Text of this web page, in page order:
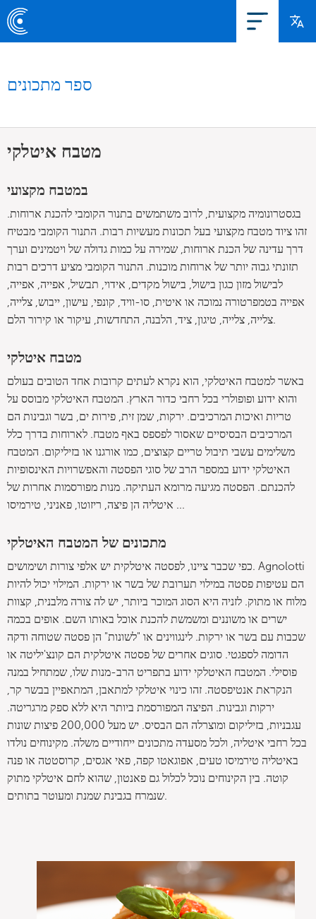
ספר מתכונים
מטבח איטלקי
במטבח מקצועי
בגסטרונומיה מקצועית, לרוב משתמשים בתנור הקומבי להכנת ארוחות.
זהו ציוד מטבח מקצועי בעל תכונות מעשיות רבות. התנור הקומבי מבטיח
דרך עדינה של הכנת ארוחות, שמירה על כמות גדולה של ויטמינים וערך
תזונתי גבוה יותר של ארוחות מוכנות. התנור הקומבי מציע דרכים רבות
לבישול מזון כגון בישול, בישול מקדים, אידוי, תבשיל, אפייה, אפייה,
אפייה בטמפרטורה נמוכה או איטית, סו-וויד, קונפי, עישון, ייבוש, צלייה,
צלייה, צלייה, טיגון, ציד, הלבנה, התחדשות, עיקור או קירור הלם.
מטבח איטלקי
באשר למטבח האיטלקי, הוא נקרא לעתים קרובות אחד הטובים בעולם
והוא ידוע ופופולרי בכל רחבי כדור הארץ. המטבח האיטלקי מבוסס על
טריות ואיכות המרכיבים. ירקות, שמן זית, פירות ים, בשר וגבינות הם
המרכיבים הבסיסיים שאסור לפספס באף מטבח. לארוחות בדרך כלל
משלימים עשבי תיבול טריים קצוצים, כמו אורגנו או בזיליקום. המטבח
האיטלקי ידוע במספר הרב של סוגי הפסטה והאפשרויות האינסופיות
להכנתם. הפסטה מגיעה מרומא העתיקה. מנות מפורסמות אחרות של
איטליה הן פיצה, ריזוטו, פאניני, טירמיסו ...
מתכונים של המטבח האיטלקי
כפי שכבר ציינו, לפסטה איטלקית יש אלפי צורות ושימושים. Agnolotti
הם עטיפות פסטה במילוי תערובת של בשר או ירקות. המילוי יכול להיות
מלוח או מתוק. לזניה היא הסוג המוכר ביותר, יש לה צורה מלבנית, קצוות
ישרים או משוננים ומשמשת להכנת אוכל באותו השם. אופים בכמה
שכבות עם בשר או ירקות. לינגווינים או "לשונות" הן פסטה שטוחה ודקה
הדומה לספגטי. סוגים אחרים של פסטה איטלקית הם קונצ'יליטה או
פוסילי. המטבח האיטלקי ידוע בתפריט הרב-מנות שלו, שמתחיל במנה
הנקראת אנטיפסטה. זהו כינוי איטלקי למתאבן, המתאפיין בבשר קר,
ירקות וגבינות. הפיצה המפורסמת ביותר היא ללא ספק מרגריטה.
עגבניות, בזיליקום ומוצרלה הם הבסיס. יש מעל 200,000 פיצות שונות
בכל רחבי איטליה, ולכל מסעדה מתכונים ייחודיים משלה. מקינוחים נולדו
באיטליה טירמיסו טעים, אפוגאטו קפה, פאי אגסים, קרוסטטה או פנה
קוטה. בין הקינוחים נוכל לכלול גם פאנטון, שהוא לחם איטלקי מתוק
שנמרח בגבינת שמנת ומעוטר בתותים.